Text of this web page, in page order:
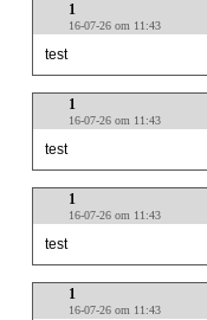
1
16-07-26 om 11:43
test
1
16-07-26 om 11:43
test
1
16-07-26 om 11:43
test
1
16-07-26 om 11:43